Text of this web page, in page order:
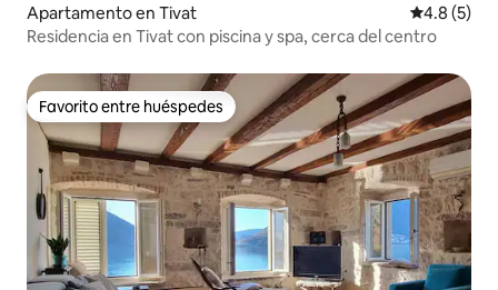
Apartamento en Tivat
4.8 (5)
Residencia en Tivat con piscina y spa, cerca del centro
Favorito entre huéspedes
Favorito entre huéspedes